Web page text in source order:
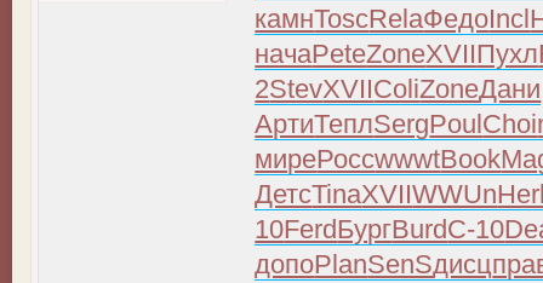
камнToscRelaФедоIncl
начаPeteZoneXVIIПухл
2StevXVIIColiZoneДани
АртиТеплSergPoulChoi
миреРоссwwwtBook
ДетсTinaXVIIWWUn
10FerdБургBurdC-10
допоPlanSenSдисц